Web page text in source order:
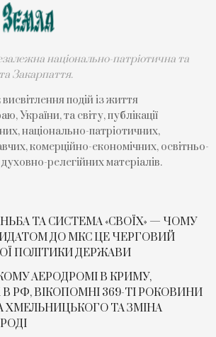
національно-патріотична та
Закарпаття.
подій із життя
України, та світу, публікації
національно-патріотичних,
комерційно-економічних, освітньо-
релегійних матеріалів.
ТА СИСТЕМА «СВОЇХ» — ЧОМУ
ДО МКС ЦЕ ЧЕРГОВИЙ
ПОЛІТИКИ ДЕРЖАВИ
АЕРОДРОМІ В КРИМУ,
РФ, ВІКОПОМНІ 369-ТІ РОКОВИНИ
ХМЕЛЬНИЦЬКОГО ТА ЗМІНА